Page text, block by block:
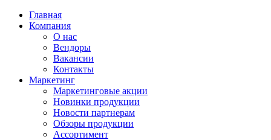
Главная
Компания
О нас
Вендоры
Вакансии
Контакты
Маркетинг
Маркетинговые акции
Новинки продукции
Новости партнерам
Обзоры продукции
Ассортимент